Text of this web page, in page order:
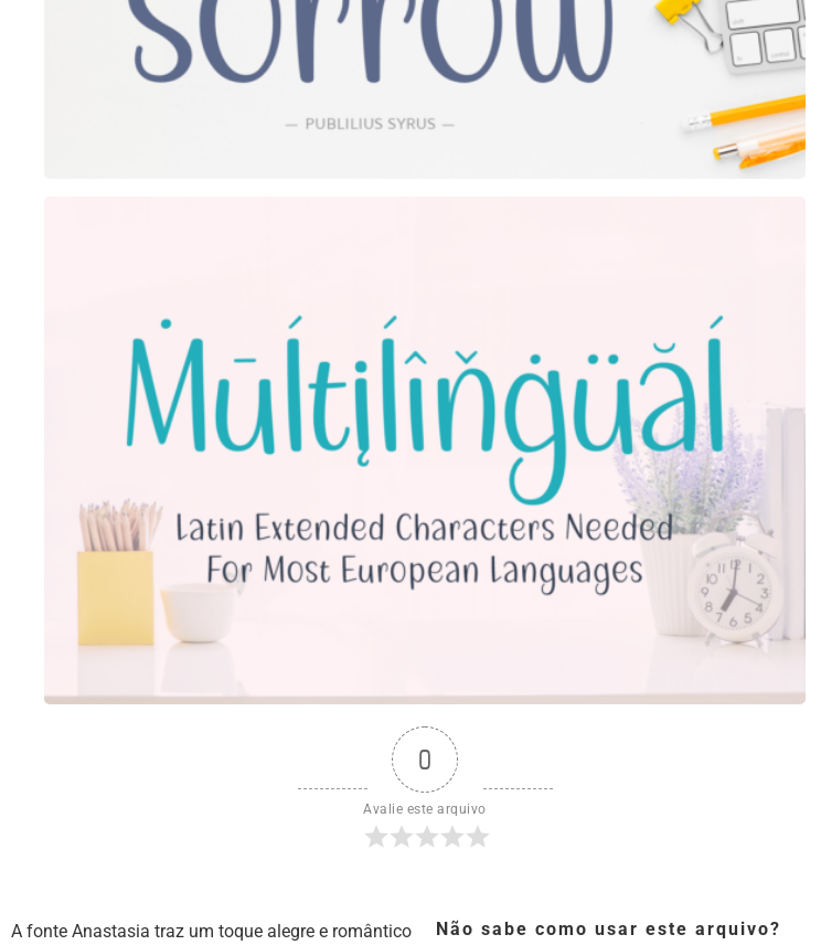
0
Avalie este arquivo
A fonte Anastasia traz um toque alegre e romântico
Não sabe como usar este arquivo?